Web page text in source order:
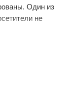
Один из
не
кто-